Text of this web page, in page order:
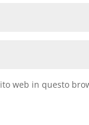
web in questo